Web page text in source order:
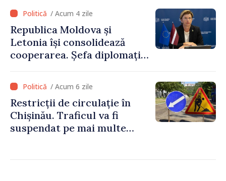
premier. Ce crede Igor
Grosu despre noul șef al
Guvernului
/ Acum 4 zile
Republica Moldova și
Letonia își consolidează
cooperarea. Șefa diplomației
/ Acum 6 zile
Restricții de circulație în
Chișinău. Traficul va fi
suspendat pe mai multe